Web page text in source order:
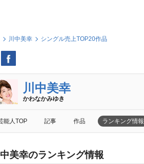
川中美幸 シングル売上TOP20作品
川中美幸
かわなかみゆき
能人TOP 記事 作品 ランキング情報
美幸のランキング情報